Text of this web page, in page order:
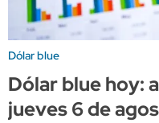
Dólar blue
Dólar blue hoy:
jueves 6 de